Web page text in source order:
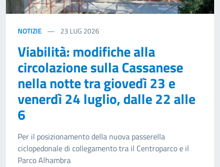
NOTIZIE 23 LUG 2026
Viabilità: modifiche alla
circolazione sulla Cassanese
nella notte tra giovedì 23 e
venerdì 24 luglio, dalle 22 alle
6
Per il posizionamento della nuova passerella
ciclopedonale di collegamento tra il Centroparco e il
Parco Alhambra